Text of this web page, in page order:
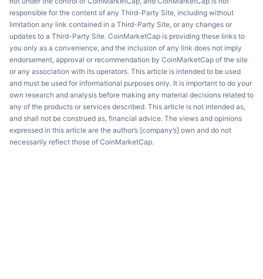
responsible for the content of any Third-Party Site, including without
limitation any link contained in a Third-Party Site, or any changes or
updates to a Third-Party Site. CoinMarketCap is providing these links to
you only as a convenience, and the inclusion of any link does not imply
endorsement, approval or recommendation by CoinMarketCap of the site
or any association with its operators. This article is intended to be used
and must be used for informational purposes only. It is important to do your
own research and analysis before making any material decisions related to
any of the products or services described. This article is not intended as,
and shall not be construed as, financial advice. The views and opinions
expressed in this article are the author’s [company’s] own and do not
necessarily reflect those of CoinMarketCap.